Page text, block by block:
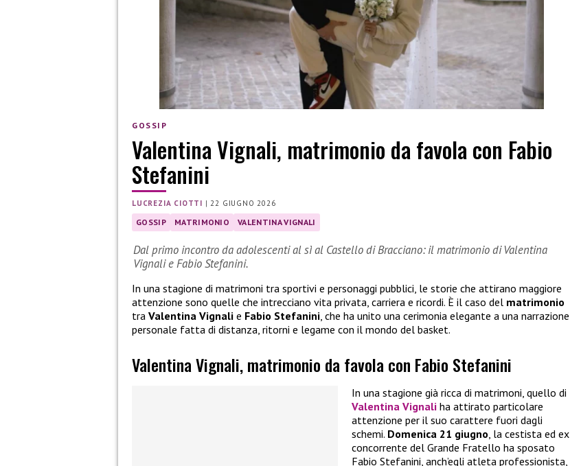
GOSSIP
Valentina Vignali, matrimonio da favola con Fabio
Stefanini
LUCREZIA CIOTTI | 22 GIUGNO 2026
GOSSIP MATRIMONIO VALENTINA VIGNALI
Dal primo incontro da adolescenti al sì al Castello di Bracciano: il matrimonio di Valentina
Vignali e Fabio Stefanini.
In una stagione di matrimoni tra sportivi e personaggi pubblici, le storie che attirano maggiore
attenzione sono quelle che intrecciano vita privata, carriera e ricordi. È il caso del matrimonio
tra Valentina Vignali e Fabio Stefanini, che ha unito una cerimonia elegante a una narrazione
personale fatta di distanza, ritorni e legame con il mondo del basket.
Valentina Vignali, matrimonio da favola con Fabio Stefanini
In una stagione già ricca di matrimoni, quello di
Valentina Vignali ha attirato particolare
attenzione per il suo carattere fuori dagli
schemi. Domenica 21 giugno , la cestista ed ex
concorrente del Grande Fratello ha sposato
Fabio Stefanini, anch’egli atleta professionista,